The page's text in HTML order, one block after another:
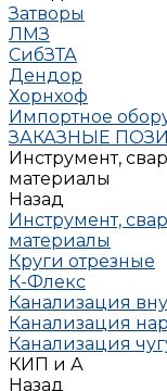
Затворы
ЛМЗ
СибЗТА
Дендор
Хорнхоф
Импортное
ЗАКАЗНЫЕ
Инструмент,
материалы
Назад
Инструмент,
материалы
Круги отрезные
К-Флекс
Канализация
Канализация
Канализация
КИП и А
Назад